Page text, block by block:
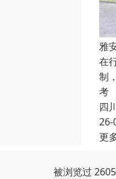
雅
在
制
考
四
26-
更
被浏览过